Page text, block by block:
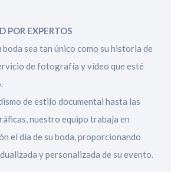
POR EXPERTOS
boda sea tan único como su historia de
de fotografía y vídeo que esté
de estilo documental hasta las
nuestro equipo trabaja en
el día de su boda, proporcionando
y personalizada de su evento.